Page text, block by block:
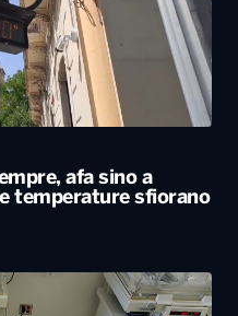
afa sino a
temperature sfiorano